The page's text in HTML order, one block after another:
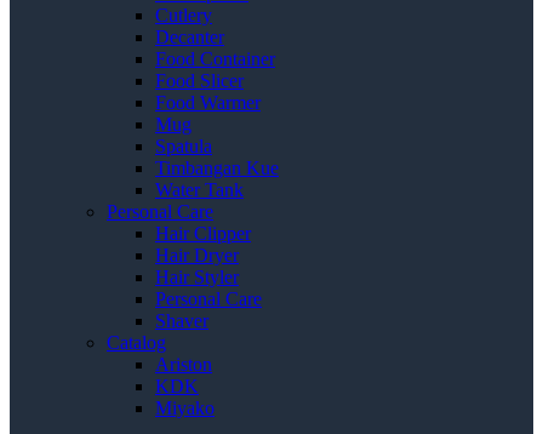
Cutlery
Decanter
Food Container
Food Slicer
Food Warmer
Mug
Spatula
Timbangan Kue
Water Tank
Personal Care
Hair Clipper
Hair Dryer
Hair Styler
Personal Care
Shaver
Catalog
Ariston
KDK
Miyako